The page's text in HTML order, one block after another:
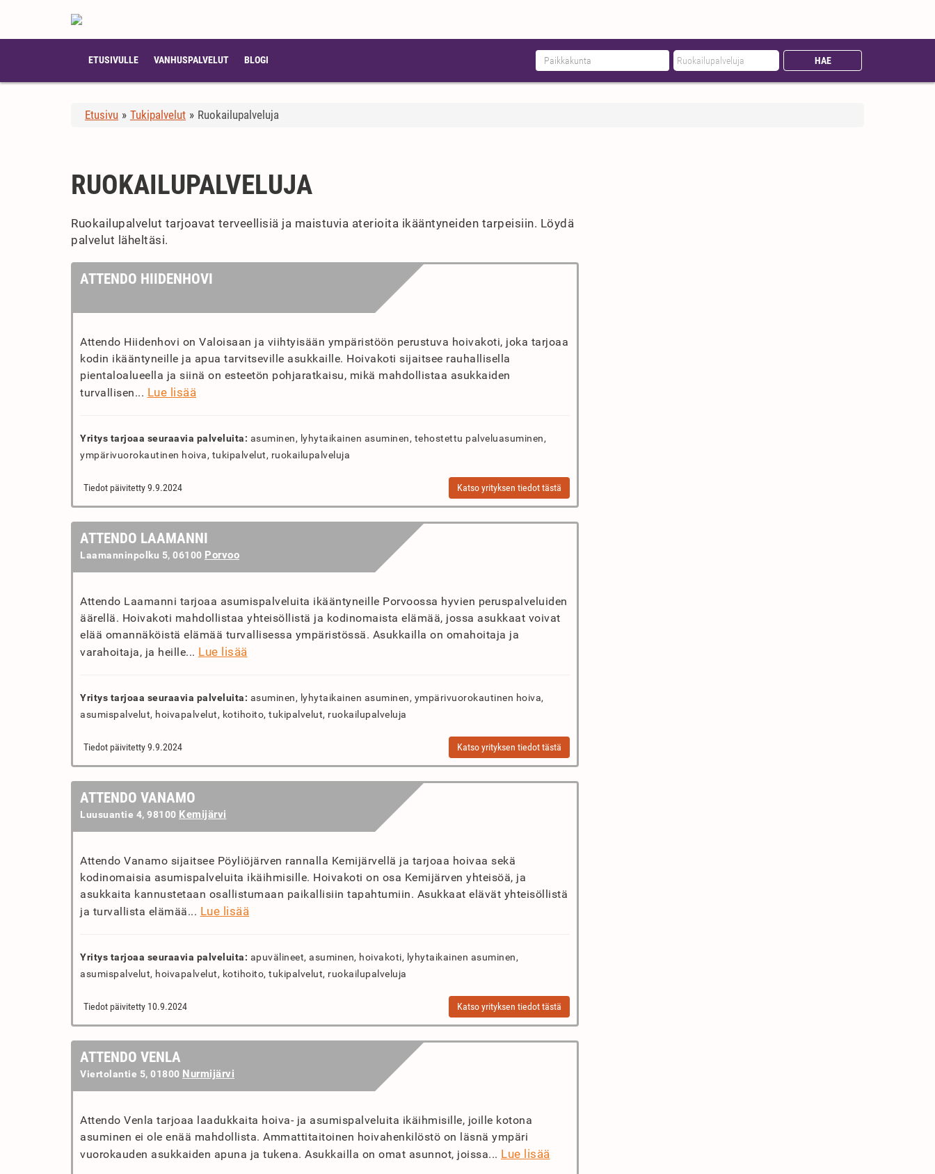
ETUSIVULLE VANHUSPALVELUT BLOGI
Etusivu » Tukipalvelut » Ruokailupalveluja
RUOKAILUPALVELUJA
Ruokailupalvelut tarjoavat terveellisiä ja maistuvia aterioita ikääntyneiden tarpeisiin. Löydä
palvelut läheltäsi.
ATTENDO HIIDENHOVI
Attendo Hiidenhovi on Valoisaan ja viihtyisään ympäristöön perustuva hoivakoti, joka tarjoaa
kodin ikääntyneille ja apua tarvitseville asukkaille. Hoivakoti sijaitsee rauhallisella
pientaloalueella ja siinä on esteetön pohjaratkaisu, mikä mahdollistaa asukkaiden
turvallisen... Lue lisää
Yritys tarjoaa seuraavia palveluita: asuminen, lyhytaikainen asuminen, tehostettu palveluasuminen,
ympärivuorokautinen hoiva, tukipalvelut, ruokailupalveluja
Tiedot päivitetty 9.9.2024 Katso yrityksen tiedot tästä
ATTENDO LAAMANNI
Laamanninpolku 5, 06100 Porvoo
Attendo Laamanni tarjoaa asumispalveluita ikääntyneille Porvoossa hyvien peruspalveluiden
äärellä. Hoivakoti mahdollistaa yhteisöllistä ja kodinomaista elämää, jossa asukkaat voivat
elää omannäköistä elämää turvallisessa ympäristössä. Asukkailla on omahoitaja ja
varahoitaja, ja heille... Lue lisää
Yritys tarjoaa seuraavia palveluita: asuminen, lyhytaikainen asuminen, ympärivuorokautinen hoiva,
asumispalvelut, hoivapalvelut, kotihoito, tukipalvelut, ruokailupalveluja
Tiedot päivitetty 9.9.2024 Katso yrityksen tiedot tästä
ATTENDO VANAMO
Luusuantie 4, 98100 Kemijärvi
Attendo Vanamo sijaitsee Pöyliöjärven rannalla Kemijärvellä ja tarjoaa hoivaa sekä
kodinomaisia asumispalveluita ikäihmisille. Hoivakoti on osa Kemijärven yhteisöä, ja
asukkaita kannustetaan osallistumaan paikallisiin tapahtumiin. Asukkaat elävät yhteisöllistä
ja turvallista elämää... Lue lisää
Yritys tarjoaa seuraavia palveluita: apuvälineet, asuminen, hoivakoti, lyhytaikainen asuminen,
asumispalvelut, hoivapalvelut, kotihoito, tukipalvelut, ruokailupalveluja
Tiedot päivitetty 10.9.2024 Katso yrityksen tiedot tästä
ATTENDO VENLA
Viertolantie 5, 01800 Nurmijärvi
Attendo Venla tarjoaa laadukkaita hoiva- ja asumispalveluita ikäihmisille, joille kotona
asuminen ei ole enää mahdollista. Ammattitaitoinen hoivahenkilöstö on läsnä ympäri
vuorokauden asukkaiden apuna ja tukena. Asukkailla on omat asunnot, joissa... Lue lisää